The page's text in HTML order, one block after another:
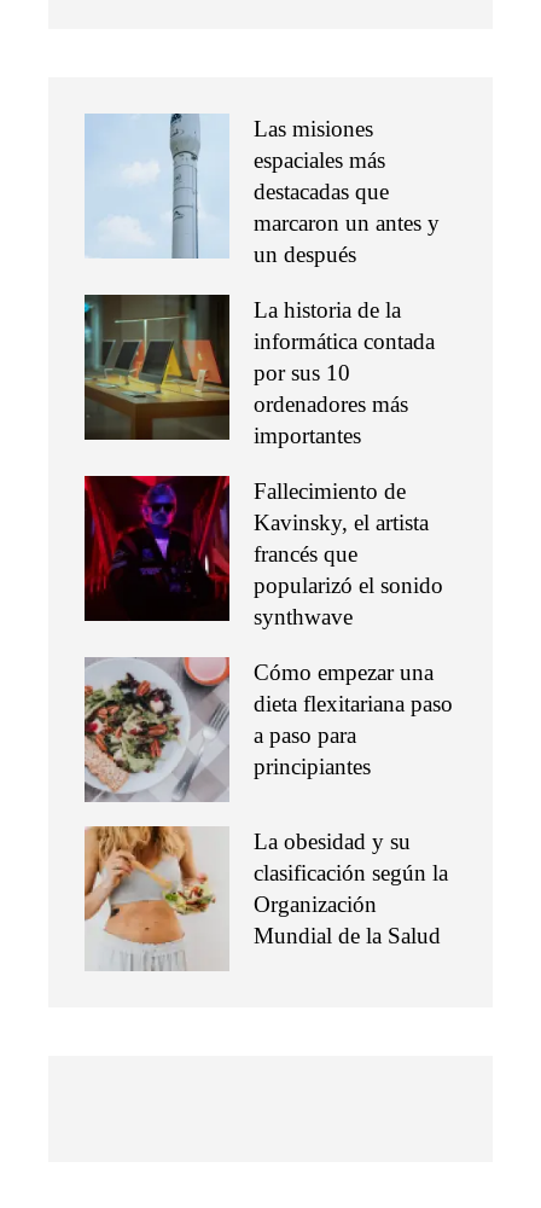
Las misiones
espaciales más
destacadas que
marcaron un antes y
un después
La historia de la
informática contada
por sus 10
ordenadores más
importantes
Fallecimiento de
Kavinsky, el artista
francés que
popularizó el sonido
synthwave
Cómo empezar una
dieta flexitariana paso
a paso para
principiantes
La obesidad y su
clasificación según la
Organización
Mundial de la Salud